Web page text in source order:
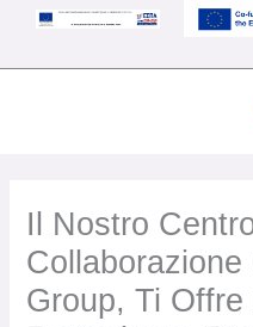
Il Nostro
Group, Ti